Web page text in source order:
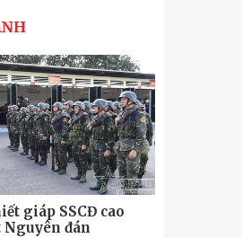
rộng khắp” ngay
binh 452: Huấn
cao sức mạnh
giáp hoàn thành
thuật có bắn đạn
rèn ý trí, luyện kỹ
giáp SSCĐ cao
đán